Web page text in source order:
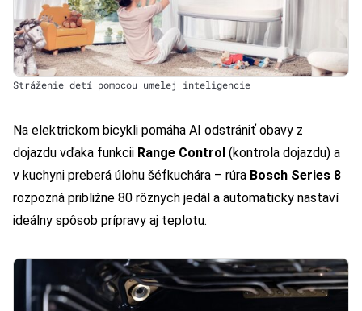
Stráženie detí pomocou umelej inteligencie
Na elektrickom bicykli pomáha AI odstrániť obavy z
dojazdu vďaka funkcii Range Control (kontrola dojazdu) a
v kuchyni preberá úlohu šéfkuchára – rúra Bosch Series 8
rozpozná približne 80 rôznych jedál a automaticky nastaví
ideálny spôsob prípravy aj teplotu.